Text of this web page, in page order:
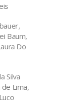
Baum,
Do
Silva
Lima,